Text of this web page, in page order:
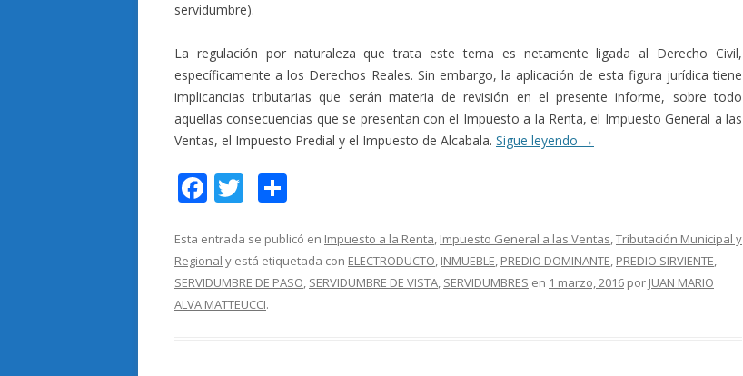
servidumbre).
La regulación por naturaleza que trata este tema es netamente ligada al Derecho Civil,
específicamente a los Derechos Reales. Sin embargo, la aplicación de esta figura jurídica tiene
implicancias tributarias que serán materia de revisión en el presente informe, sobre todo
aquellas consecuencias que se presentan con el Impuesto a la Renta, el Impuesto General a las
Ventas, el Impuesto Predial y el Impuesto de Alcabala. Sigue leyendo →
F
e
b
o
T
itt
er
m
p
Esta entrada se publicó en Impuesto a la Renta, Impuesto General a las Ventas,Tributación Municipal y
Regional y está etiquetada con ELECTRODUCTO, INMUEBLE, PREDIO DOMINANTE, PREDIO SIRVIENTE,
SERVIDUMBRE DE PASO, SERVIDUMBRE DE VISTA, SERVIDUMBRES en 1 marzo, 2016 por JUAN MARIO
ALVA MATTEUCCI.